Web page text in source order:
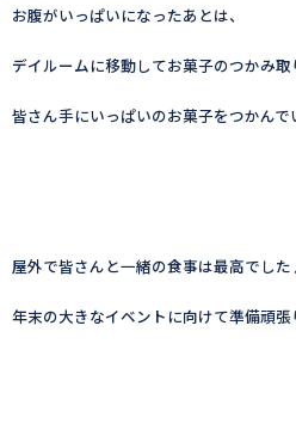
お腹がいっぱいになったあとは、
デイルームに移動してお菓子のつかみ取
皆さん手にいっぱいのお菓子をつかんで
屋外で皆さんと一緒の食事は最高でし
年末の大きなイベントに向けて準備頑張